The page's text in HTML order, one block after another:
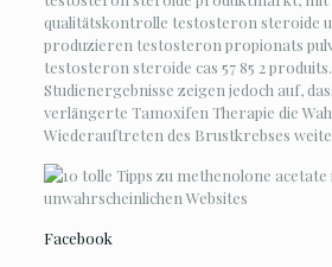
qualitätskontrolle testosteron steroide
produzieren testosteron propionats
testosteron steroide cas 57 85 2
Studienergebnisse zeigen jedoch auf,
verlängerte Tamoxifen Therapie die
Wiederauftreten des Brustkrebses
Facebook